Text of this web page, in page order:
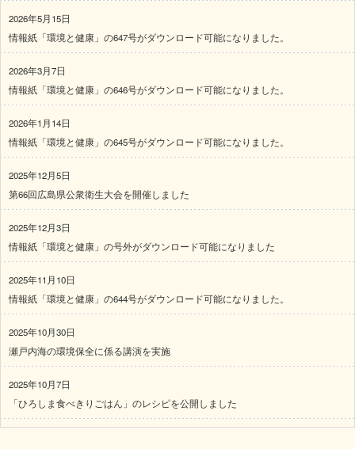
2026年5月15日
情報紙「環境と健康」の647号がダウンロード可能になりました。
2026年3月7日
情報紙「環境と健康」の646号がダウンロード可能になりました。
2026年1月14日
情報紙「環境と健康」の645号がダウンロード可能になりました。
2025年12月5日
第66回広島県公衆衛生大会を開催しました
2025年12月3日
情報紙「環境と健康」の号外がダウンロード可能になりました
2025年11月10日
情報紙「環境と健康」の644号がダウンロード可能になりました。
2025年10月30日
瀬戸内海の環境保全に係る講演を実施
2025年10月7日
「ひろしま食べきりごはん」のレシピを公開しました